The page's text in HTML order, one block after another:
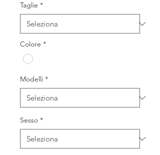
Taglie *
Colore *
Modelli *
Sesso *